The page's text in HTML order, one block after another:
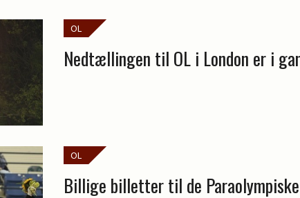
OL
Nedtællingen til OL i London er i
OL
Billige billetter til de